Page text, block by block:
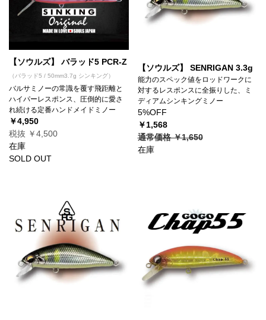
【ソウルズ】 バラッド5 PCR-Z
（バラッド5 / 50mm3.7g シンキング）
バルサミノーの常識を覆す飛距離と
ハイパーレスポンス、圧倒的に愛さ
れ続ける定番ハンドメイドミノー
￥4,950
税抜 ￥4,500
在庫
SOLD OUT
【ソウルズ】 SENRIGAN 3.3g
能力のスペック値をロッドワークに
対するレスポンスに全振りした、ミ
ディアムシンキングミノー
5%OFF
￥1,568
通常価格 ￥1,650
在庫